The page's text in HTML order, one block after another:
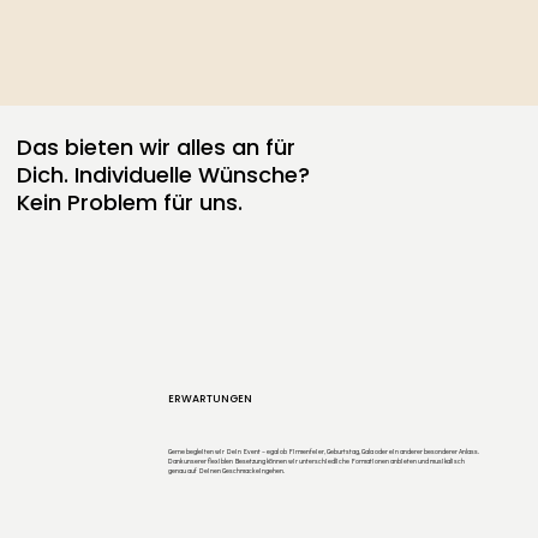
Das bieten wir alles an für
Dich. Individuelle Wünsche?
Kein Problem für uns.
Gerne begleiten wir Dein Event – egal ob Firmenfeier, Geburtstag, Gala oder ein anderer besonderer Anlass.
Dank unserer flexiblen Besetzung können wir unterschiedliche Formationen anbieten und musikalisch
genau auf Deinen Geschmack eingehen.
ERWARTUNGEN